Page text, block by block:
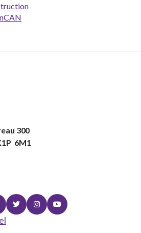
300
6M1
TwitterInstagramYoutube